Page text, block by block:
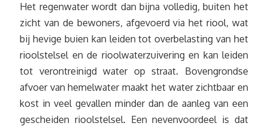
Het regenwater wordt dan bijna volledig, buiten het
zicht van de bewoners, afgevoerd via het riool, wat
bij hevige buien kan leiden tot overbelasting van het
rioolstelsel en de rioolwaterzuivering en kan leiden
tot verontreinigd water op straat. Bovengrondse
afvoer van hemelwater maakt het water zichtbaar en
kost in veel gevallen minder dan de aanleg van een
gescheiden rioolstelsel. Een nevenvoordeel is dat